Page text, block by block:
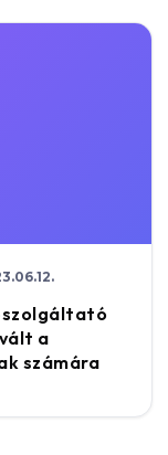
szolgáltató
a
számára